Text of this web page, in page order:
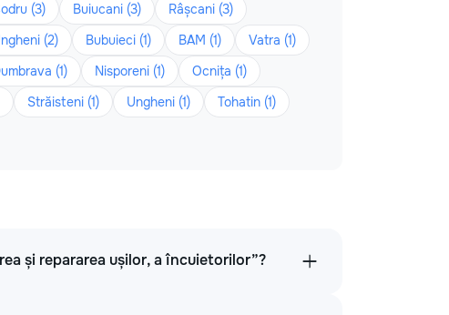
(3) Buiucani (3)
Râșcani (3)
(2) Bubuieci (1) BAM (1)
Vatra (1)
(1) Nisporeni (1)
Ocnița (1)
Străisteni (1) Ungheni (1)
Tohatin (1)
și repararea ușilor, a încuietorilor”?